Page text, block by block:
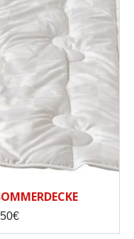
€Price